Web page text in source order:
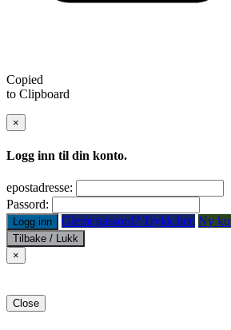
Copied
to Clipboard
×
Logg inn til din konto.
epostadresse:
Passord:
Logg inn Glemt passord? Trykk her. Ny
Tilbake / Lukk
×
Close